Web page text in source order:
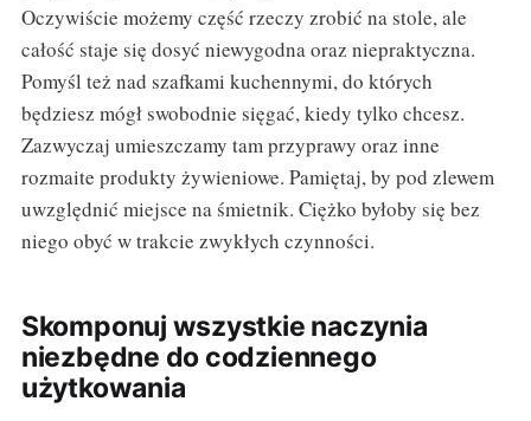
Oczywiście możemy część rzeczy zrobić na stole, ale
całość staje się dosyć niewygodna oraz niepraktyczna.
Pomyśl też nad szafkami kuchennymi, do których
będziesz mógł swobodnie sięgać, kiedy tylko chcesz.
Zazwyczaj umieszczamy tam przyprawy oraz inne
rozmaite produkty żywieniowe. Pamiętaj, by pod zlewem
uwzględnić miejsce na śmietnik. Ciężko byłoby się bez
niego obyć w trakcie zwykłych czynności.
Skomponuj wszystkie naczynia
niezbędne do codziennego
użytkowania